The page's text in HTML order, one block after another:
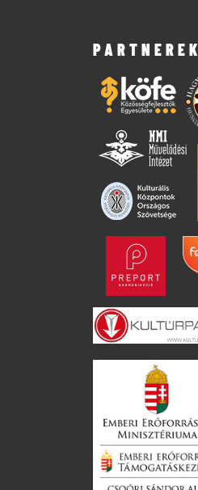
PARTNEREK